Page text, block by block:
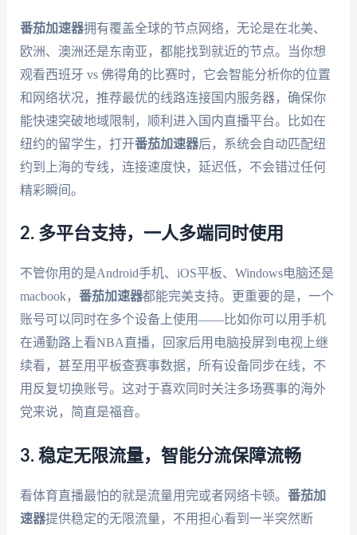
番茄加速器拥有覆盖全球的节点网络，无论是在北美、
欧洲、澳洲还是东南亚，都能找到就近的节点。当你想
观看西班牙 vs 佛得角的比赛时，它会智能分析你的位置
和网络状况，推荐最优的线路连接国内服务器，确保你
能快速突破地域限制，顺利进入国内直播平台。比如在
纽约的留学生，打开番茄加速器后，系统会自动匹配纽
约到上海的专线，连接速度快，延迟低，不会错过任何
精彩瞬间。
2. 多平台支持，一人多端同时使用
不管你用的是Android手机、iOS平板、Windows电脑还是
macbook， 番茄加速器都能完美支持。更重要的是，一个
账号可以同时在多个设备上使用——比如你可以用手机
在通勤路上看NBA直播，回家后用电脑投屏到电视上继
续看，甚至用平板查赛事数据，所有设备同步在线，不
用反复切换账号。这对于喜欢同时关注多场赛事的海外
党来说，简直是福音。
3. 稳定无限流量，智能分流保障流畅
看体育直播最怕的就是流量用完或者网络卡顿。 番茄加
速器提供稳定的无限流量，不用担心看到一半突然断